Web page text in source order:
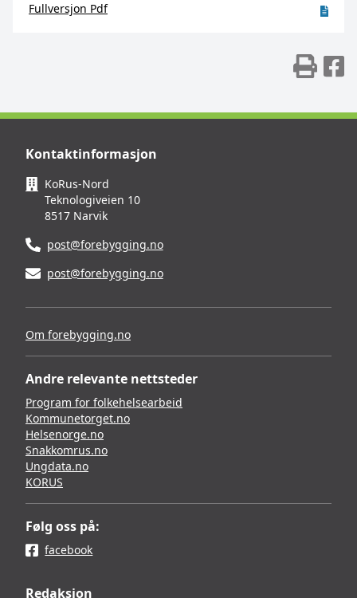
Fullversjon Pdf
Kontaktinformasjon
KoRus-Nord
Teknologiveien 10
8517 Narvik
post@forebygging.no
post@forebygging.no
Om forebygging.no
Andre relevante nettsteder
Program for folkehelsearbeid
Kommunetorget.no
Helsenorge.no
Snakkomrus.no
Ungdata.no
KORUS
Følg oss på:
facebook
Redaksjon